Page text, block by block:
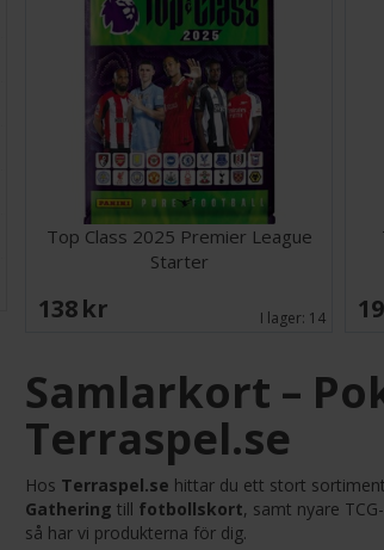
Top Class 2025 Premier League
Starter
138 SEK I lager: 14
Samlarkort –
Terraspel.se
Hos Terraspel.se hittar du ett stort
Gathering till fotbollskort, samt nyare
så har vi produkterna för dig.